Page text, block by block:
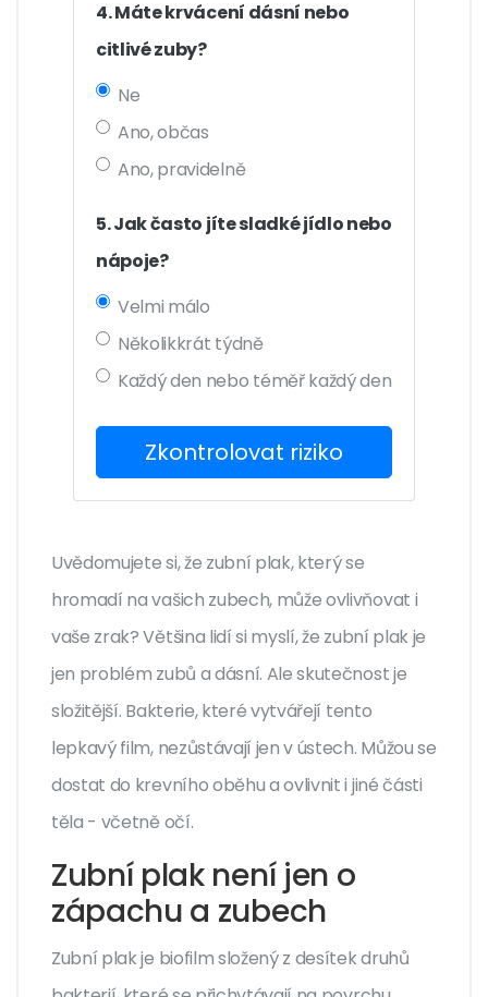
4. Máte krvácení dásní nebo
citlivé zuby?
Ne
Ano, občas
Ano, pravidelně
5. Jak často jíte sladké jídlo nebo
nápoje?
Velmi málo
Několikkrát týdně
Každý den nebo téměř každý den
Zkontrolovat riziko
Uvědomujete si, že zubní plak, který se
hromadí na vašich zubech, může ovlivňovat i
vaše zrak? Většina lidí si myslí, že zubní plak je
jen problém zubů a dásní. Ale skutečnost je
složitější. Bakterie, které vytvářejí tento
lepkavý film, nezůstávají jen v ústech. Můžou se
dostat do krevního oběhu a ovlivnit i jiné části
těla - včetně očí.
Zubní plak není jen o
zápachu a zubech
Zubní plak je biofilm složený z desítek druhů